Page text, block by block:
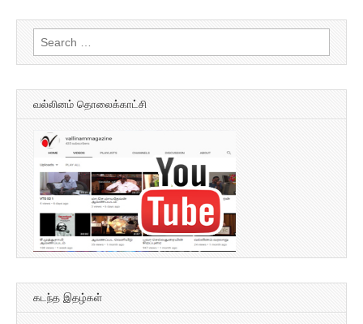
Search
for:
வல்லினம் தொலைக்காட்சி
கடந்த இதழ்கள்